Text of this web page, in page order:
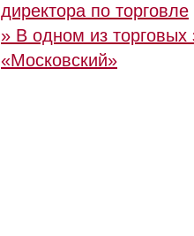
директора по торговле
» В одном из
«Московский»